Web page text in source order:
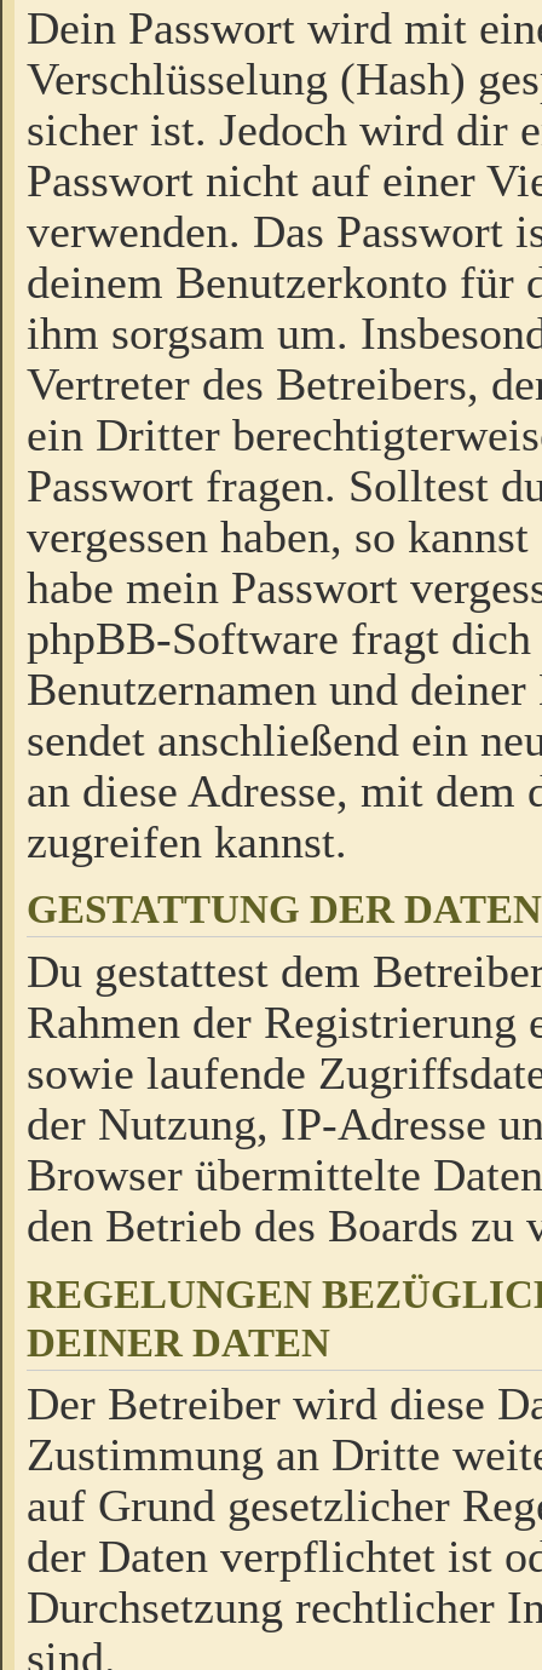
Dein Passwort wird mit
Verschlüsselung (Hash)
sicher ist. Jedoch wird dir
Passwort nicht auf einer
verwenden. Das Passwort
deinem Benutzerkonto für
ihm sorgsam um.
Vertreter des Betreibers,
ein Dritter
Passwort fragen. Solltest
vergessen haben, so
habe mein Passwort
phpBB-Software fragt dich
Benutzernamen und
sendet anschließend ein
an diese Adresse, mit dem
zugreifen kannst.
GESTATTUNG DER
Du gestattest dem
Rahmen der Registrierung
sowie laufende
der Nutzung, IP-Adresse
Browser übermittelte
den Betrieb des Boards zu
REGELUNGEN
DEINER DATEN
Der Betreiber wird diese
Zustimmung an Dritte
auf Grund gesetzlicher
der Daten verpflichtet ist
Durchsetzung rechtlicher
sind.